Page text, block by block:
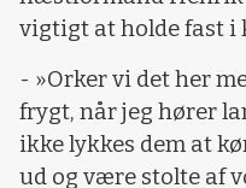
vigtigt at holde fast i
- »Orker vi det her
frygt, når jeg hører
ikke lykkes dem at
ud og være stolte af